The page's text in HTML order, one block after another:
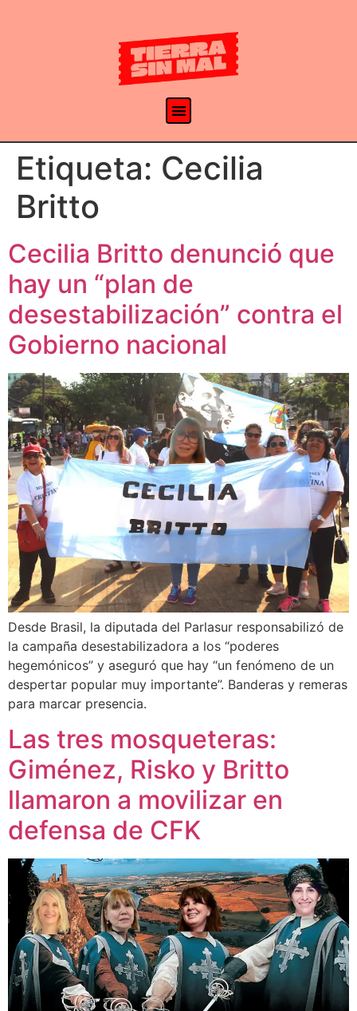
Etiqueta: Cecilia
Britto
Cecilia Britto denunció que
hay un “plan de
desestabilización” contra el
Gobierno nacional
Desde Brasil, la diputada del Parlasur responsabilizó de
la campaña desestabilizadora a los “poderes
hegemónicos” y aseguró que hay “un fenómeno de un
despertar popular muy importante”. Banderas y remeras
para marcar presencia.
Las tres mosqueteras:
Giménez, Risko y Britto
llamaron a movilizar en
defensa de CFK